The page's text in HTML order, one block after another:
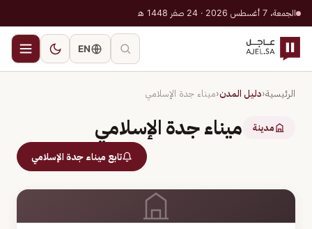
الجمعة، 7 أغسطس 2026 · 24 صفر 1448 هـ
EN
الرئيسية‹دليل المدن‹ميناء جدة الإسلامي
مدينة ميناء جدة الإسلامي
تابع ميناء جدة الإسلامي